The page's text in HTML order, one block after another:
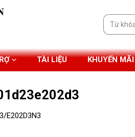
Tìm
kiếm:
TÀI LIỆU KHUYẾN MÃI
E202D3N3